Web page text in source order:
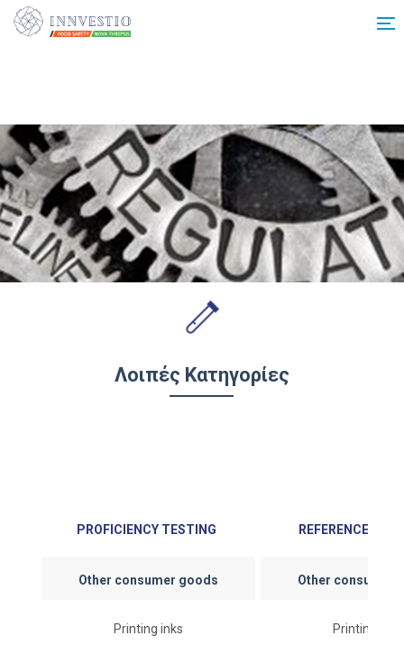
Additionally, paste this code immediately after the opening tag:
Λοιπές Κατηγορίες
PROFICIENCY TESTING REFERENCE
Other consumer goods Other consumer
Printing inks Printing inks